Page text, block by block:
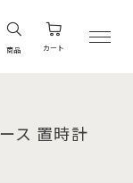
商品 カート
ース 置時計